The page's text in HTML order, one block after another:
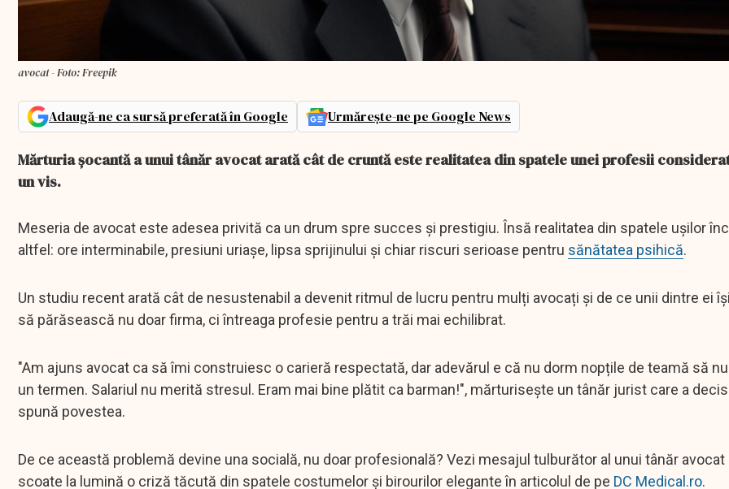
avocat - Foto: Freepik
Adaugă-ne ca sursă preferată în Google Urmărește-ne pe Google News
Mărturia șocantă a unui tânăr avocat arată cât de cruntă este realitatea din spatele unei profesii
un vis.
Meseria de avocat este adesea privită ca un drum spre succes și prestigiu. Însă realitatea din spatele ușilor
altfel: ore interminabile, presiuni uriașe, lipsa sprijinului și chiar riscuri serioase pentru sănătatea psihică.
Un studiu recent arată cât de nesustenabil a devenit ritmul de lucru pentru mulți avocați și de ce unii dintre ei
să părăsească nu doar firma, ci întreaga profesie pentru a trăi mai echilibrat.
"Am ajuns avocat ca să îmi construiesc o carieră respectată, dar adevărul e că nu dorm nopțile de teamă să
un termen. Salariul nu merită stresul. Eram mai bine plătit ca barman!", mărturisește un tânăr jurist care a
spună povestea.
De ce această problemă devine una socială, nu doar profesională? Vezi mesajul tulburător al unui tânăr avocat
scoate la lumină o criză tăcută din spatele costumelor și birourilor elegante în articolul de pe DC Medical.ro.